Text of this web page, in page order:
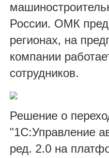
России. ОМК
регионах, на
компании
сотрудников.
Решение о
"1C:Управление
ред. 2.0 на